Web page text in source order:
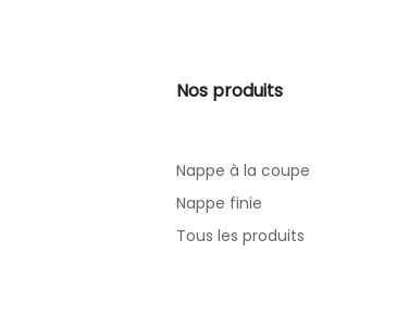
Nos produits
Nappe à la coupe
Nappe finie
Tous les produits